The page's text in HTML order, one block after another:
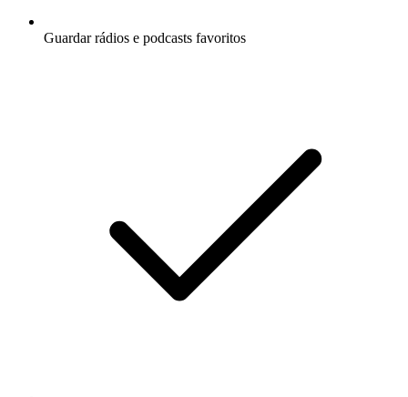
Guardar rádios e podcasts favoritos